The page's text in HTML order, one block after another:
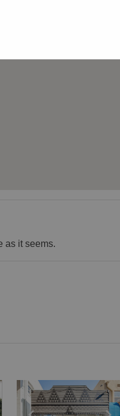
as it seems.
Show next slideShow previous